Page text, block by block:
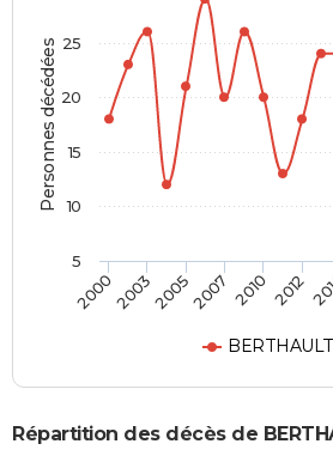
Personnes décédées
BERTHAULT
2000200320052007 2010 2012
5
10
15
20
25
Répartition des décès de